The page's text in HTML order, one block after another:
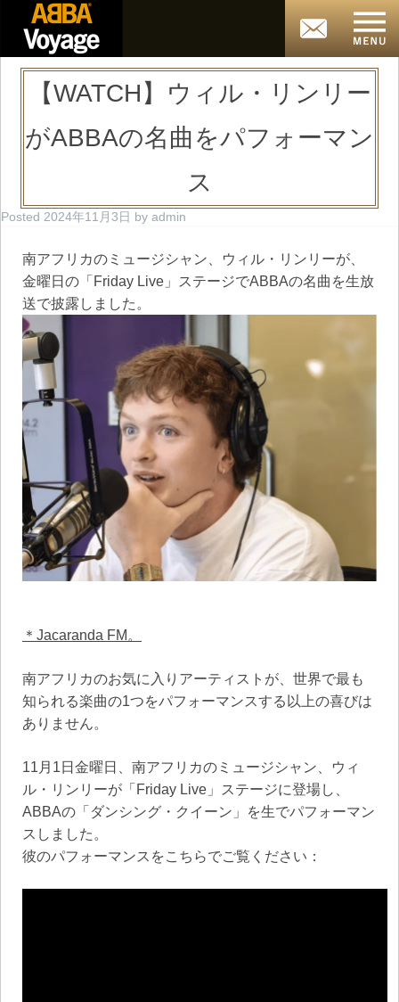
【WATCH】ウィル・リンリー
がABBAの名曲をパフォーマン
ス
Posted 2024年11月3日 by admin
南アフリカのミュージシャン、ウィル・リンリーが、
金曜日の「Friday Live」ステージでABBAの名曲を生放
送で披露しました。
＊Jacaranda FM。
南アフリカのお気に入りアーティストが、世界で最も
知られる楽曲の1つをパフォーマンスする以上の喜びは
ありません。
11月1日金曜日、南アフリカのミュージシャン、ウィ
ル・リンリーが「Friday Live」ステージに登場し、
ABBAの「ダンシング・クイーン」を生でパフォーマン
スしました。
彼のパフォーマンスをこちらでご覧ください：